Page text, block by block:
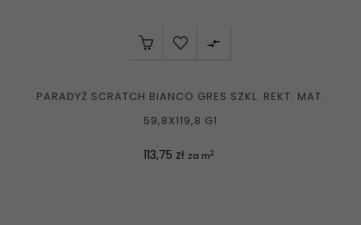

PARADYŻ SCRATCH BIANCO GRES SZKL. REKT. MAT.
59,8X119,8 G1
Cena
113,75 zł za m2